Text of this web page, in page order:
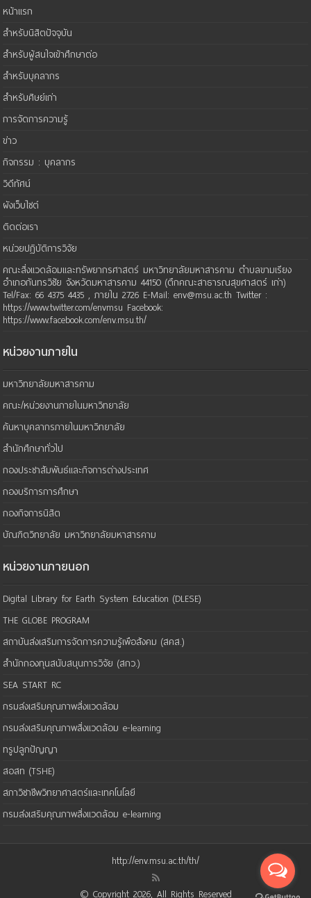
หน้าแรก
สำหรับนิสิตปัจจุบัน
สำหรับผู้สนใจเข้าศึกษาต่อ
สำหรับบุคลากร
สำหรับศิษย์เก่า
การจัดการความรู้
ข่าว
กิจกรรม : บุคลากร
วิดีทัศน์
ผังเว็บไซต์
ติดต่อเรา
หน่วยปฏิบัติการวิจัย
คณะสิ่งแวดล้อมและทรัพยากรศาสตร์ มหาวิทยาลัยมหาสารคาม ตำบลขามเรียง
อำเภอกันทรวิชัย จังหวัดมหาสารคาม 44150 (ตึกคณะสาธารณสุขศาสตร์ เก่า)
Tel/Fax: 66 4375 4435 , ภายใน 2726 E-Mail: env@msu.ac.th Twitter :
https://www.twitter.com/envmsu Facebook:
https://www.facebook.com/env.msu.th/
หน่วยงานภายใน
มหาวิทยาลัยมหาสารคาม
คณะ/หน่วยงานภายในมหาวิทยาลัย
ค้นหาบุคลากรภายในมหาวิทยาลัย
สำนักศึกษาทั่วไป
กองประชาสัมพันธ์และกิจการต่างประเทศ
กองบริการการศึกษา
กองกิจการนิสิต
บัณฑิตวิทยาลัย มหาวิทยาลัยมหาสารคาม
หน่วยงานภายนอก
Digital Library for Earth System Education (DLESE)
THE GLOBE PROGRAM
สถาบันส่งเสริมการจัดการความรู้เพือสังคม (สคส.)
สำนักกองทุนสนับสนุนการวิจัย (สกว.)
SEA START RC
กรมส่งเสริมคุณภาพสิ่งแวดล้อม
กรมส่งเสริมคุณภาพสิ่งแวดล้อม e-learning
ทรูปลูกปัญญา
สอสท (TSHE)
สภาวิชาชีพวิทยาศาสตร์และเทคโนโลยี
กรมส่งเสริมคุณภาพสิ่งแวดล้อม e-learning
http://env.msu.ac.th/th/
© Copyright 2026, All Rights Reserved